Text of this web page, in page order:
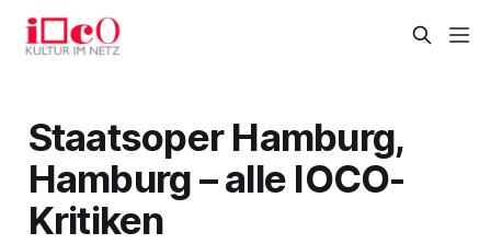
Staatsoper Hamburg,
Hamburg – alle IOCO-
Kritiken